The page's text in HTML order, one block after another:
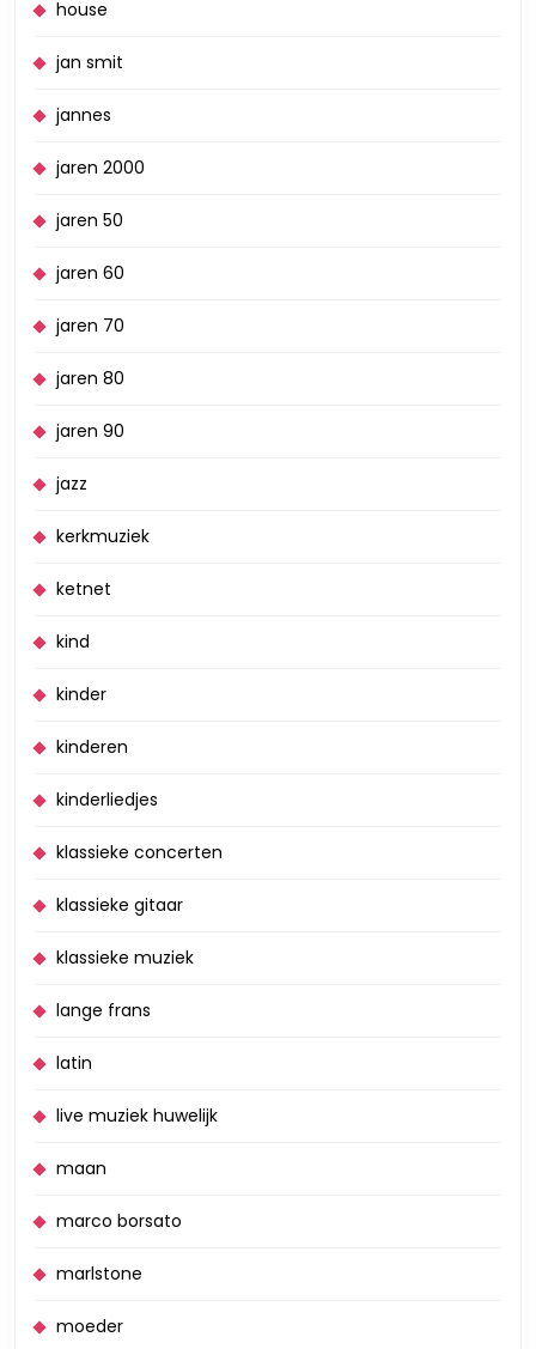
house
jan smit
jannes
jaren 2000
jaren 50
jaren 60
jaren 70
jaren 80
jaren 90
jazz
kerkmuziek
ketnet
kind
kinder
kinderen
kinderliedjes
klassieke concerten
klassieke gitaar
klassieke muziek
lange frans
latin
live muziek huwelijk
maan
marco borsato
marlstone
moeder